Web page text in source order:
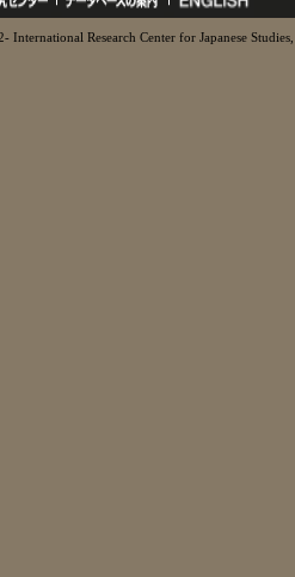
International Research Center for Japanese